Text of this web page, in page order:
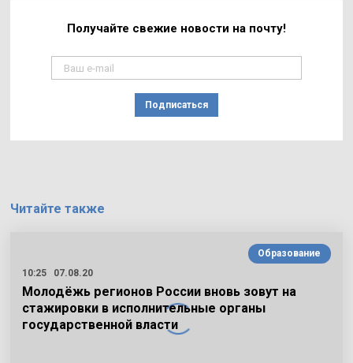
Получайте свежие новости на почту!
Подписаться
Читайте также
Образование
10:25
07.08.20
Молодёжь регионов России вновь зовут на
стажировки в исполнительные органы
государственной власти